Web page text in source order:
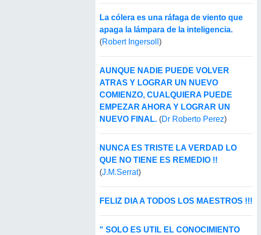
La cólera es una ráfaga de viento que
apaga la lámpara de la inteligencia.
(Robert Ingersoll )
AUNQUE NADIE PUEDE VOLVER
ATRAS Y LOGRAR UN NUEVO
COMIENZO, CUALQUIERA PUEDE
EMPEZAR AHORA Y LOGRAR UN
NUEVO FINAL. (Dr Roberto Perez)
NUNCA ES TRISTE LA VERDAD LO
QUE NO TIENE ES REMEDIO !!
(J.M.Serrat)
FELIZ DIA A TODOS LOS MAESTROS !!!
" SOLO ES UTIL EL CONOCIMIENTO